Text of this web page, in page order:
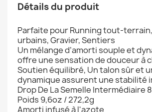
Détails du produit
Parfaite pour Running tout-
urbains, Gravier, Sentiers
Un mélange d’amorti souple et
offre une sensation de douceur à
Soutien équilibré, Un talon sûr et
dynamique assurent une stabilité
Drop De La Semelle Intermédiaire
Poids 9,6oz / 272,2g
Amorti infusé à l'azote